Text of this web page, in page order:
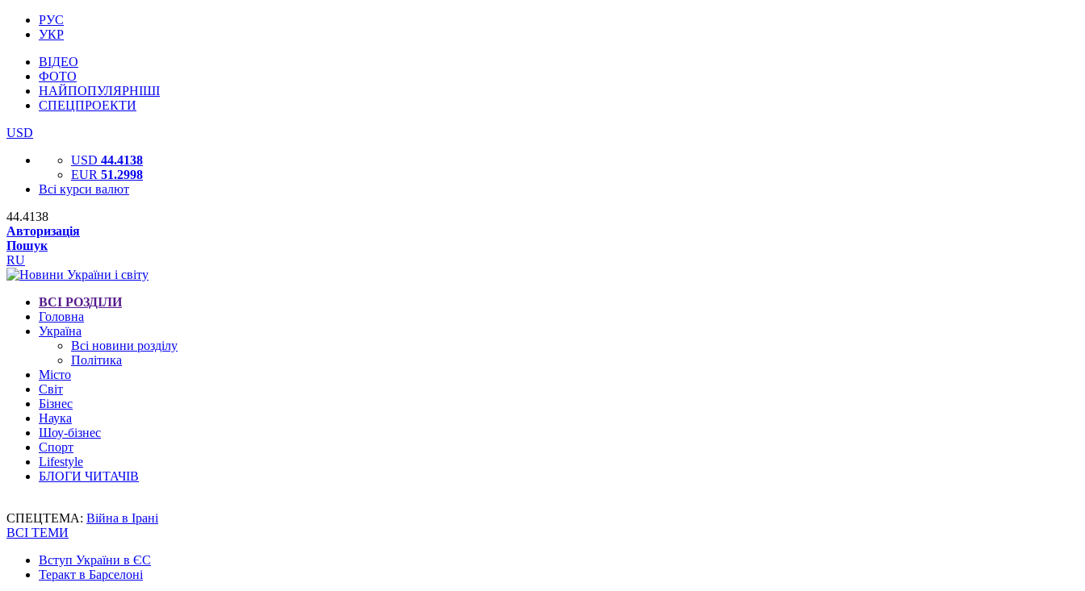
РУС
УКР
ВІДЕО
ФОТО
НАЙПОПУЛЯРНІШІ
СПЕЦПРОЕКТИ
USD
USD 44.4138
EUR 51.2998
Всі курси валют
44.4138
Авторизація
Пошук
RU
ВСІ РОЗДІЛИ
Головна
Україна
Всі новини розділу
Політика
Місто
Світ
Бізнес
Наука
Шоу-бізнес
Спорт
Lifestyle
БЛОГИ ЧИТАЧІВ
СПЕЦТЕМА: Війна в Ірані
ВСІ ТЕМИ
Вступ України в ЄС
Теракт в Барселоні